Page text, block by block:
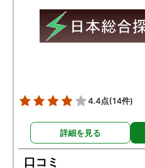
ズでした。 とくに、急なお
願いの時に人員を手配して
頂き、ホテルからの証拠を
後の事についてアドバイス
る探偵事務所さんだと、あ
らためて思いました。 事務
所の皆様にお世話になった
4.4点(14件)
詳細を見る
口コミ